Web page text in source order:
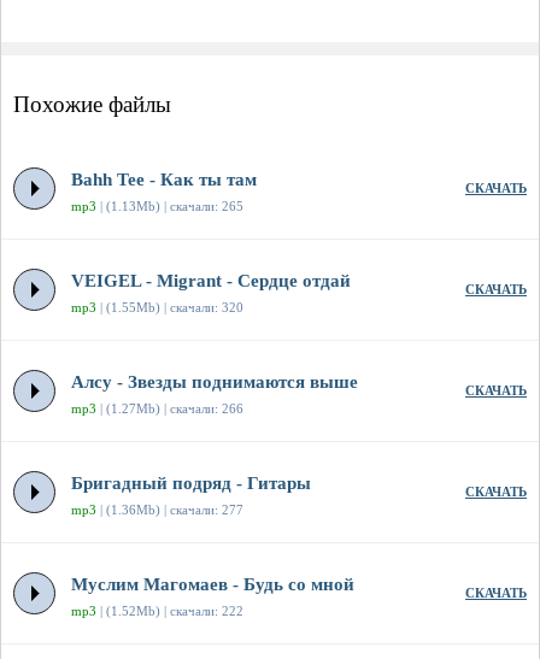
Похожие файлы
Bahh Tee - Как ты там
mp3 | (1.13Mb) | скачали: 265
СКАЧАТЬ
VEIGEL - Migrant - Сердце отдай
mp3 | (1.55Mb) | скачали: 320
СКАЧАТЬ
Алсу - Звезды поднимаются выше
mp3 | (1.27Mb) | скачали: 266
СКАЧАТЬ
Бригадный подряд - Гитары
mp3 | (1.36Mb) | скачали: 277
СКАЧАТЬ
Муслим Магомаев - Будь со мной
mp3 | (1.52Mb) | скачали: 222
СКАЧАТЬ